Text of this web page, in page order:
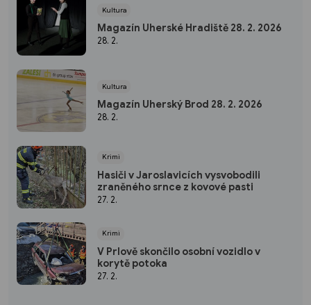
Kultura
Magazín Uherské Hradiště 28. 2. 2026
28. 2.
Kultura
Magazín Uherský Brod 28. 2. 2026
28. 2.
Krimi
Hasiči v Jaroslavicích vysvobodili
zraněného srnce z kovové pasti
27. 2.
Krimi
V Prlově skončilo osobní vozidlo v
korytě potoka
27. 2.